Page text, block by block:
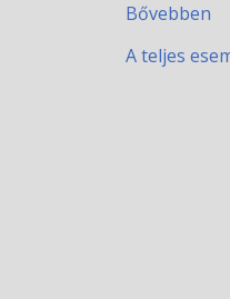
Bővebben
A teljes